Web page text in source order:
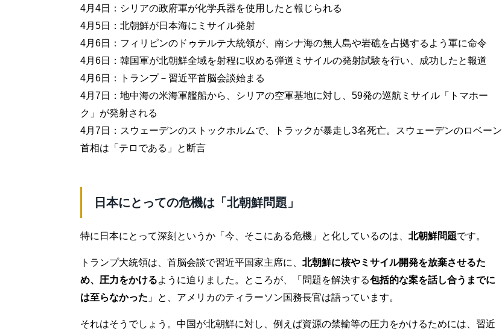
4月4日：シリアの政府軍が化学兵器を使用したと報じられる
4月5日：北朝鮮が日本海にミサイル発射
4月6日：フィリピンのドゥテルテ大統領が、南シナ海の無人島や岩礁を占拠するよう軍に命令
4月6日：韓国軍が北朝鮮全域を射程に収める弾道ミサイルの発射試験を行い、成功したと報道
4月6日：トランプ－習近平首脳会談始まる
4月7日：地中海の米海軍艦船から、シリアの空軍基地に対し、59発の巡航ミサイル「トマホー
ク」が発射される
4月7日：スウェーデンのストックホルムで、トラックが暴走し3名死亡。スウェーデンのロベーン
首相は「テロである」と断言
日本にとっての危機は「北朝鮮問題」
特に日本にとって深刻というか「今、そこにある危機」と化しているのは、 北朝鮮問題です。
トランプ大統領は、首脳会談で習近平国家主席に、 北朝鮮に核やミサイル開発を放棄させるた
め、圧力をかけるように迫りました。ところが、「問題を解決する包括的な案を話し合うまでに
は至らなかった 」と、アメリカのティラーソン国務長官は語っています。
それはそうでしょう。中国が北朝鮮に対し、例えば資源の禁輸等の圧力をかけるためには、習近